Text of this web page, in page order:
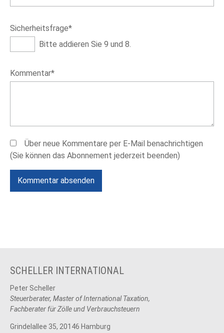
Pflichtfeld
Sicherheitsfrage*
Bitte addieren Sie 9 und 8.
Pflichtfeld
Kommentar*
Über neue Kommentare per E-Mail benachrichtigen
(Sie können das Abonnement jederzeit beenden)
Kommentar absenden
SCHELLER INTERNATIONAL
Peter Scheller
Steuerberater, Master of International Taxation,
Fachberater für Zölle und Verbrauchsteuern
Grindelallee 35, 20146 Hamburg